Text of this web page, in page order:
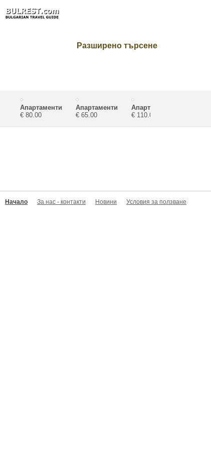
Разширено търсене
Апартаменти
Катерина
€ 80.00
Апартаменти
Велека
€ 65.00
Апартаменти
Зефира
€ 110.00
Начало За нас - контакти Новини Условия за ползване